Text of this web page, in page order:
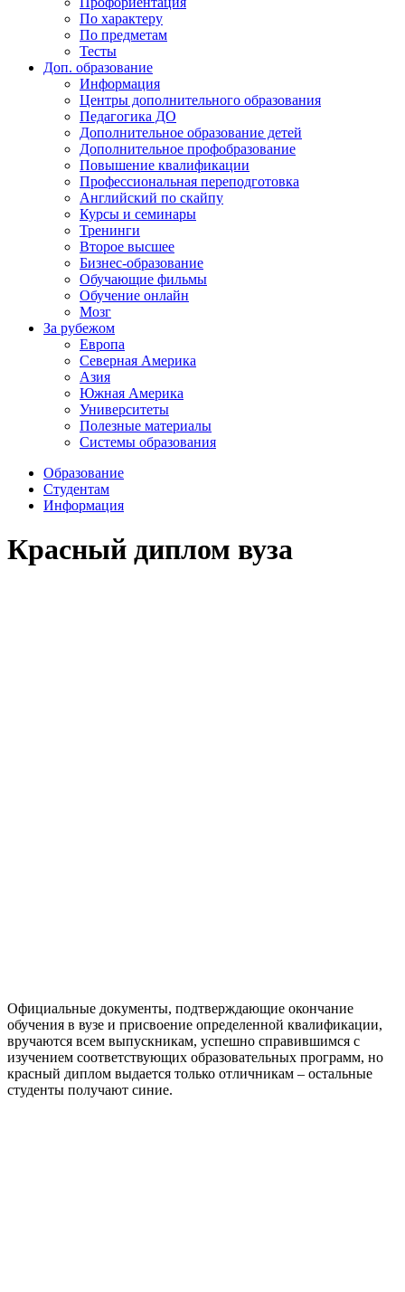
По характеру
По предметам
Тесты
Доп. образование
Информация
Центры дополнительного образования
Педагогика ДО
Дополнительное образование детей
Дополнительное профобразование
Повышение квалификации
Профессиональная переподготовка
Английский по скайпу
Курсы и семинары
Тренинги
Второе высшее
Бизнес-образование
Обучающие фильмы
Обучение онлайн
Мозг
За рубежом
Европа
Северная Америка
Азия
Южная Америка
Университеты
Полезные материалы
Системы образования
Образование
Студентам
Информация
Красный диплом вуза
Официальные документы, подтверждающие окончание
обучения в вузе и присвоение определенной квалификации,
вручаются всем выпускникам, успешно справившимся с
изучением соответствующих образовательных программ, но
красный диплом выдается только отличникам – остальные
студенты получают синие.